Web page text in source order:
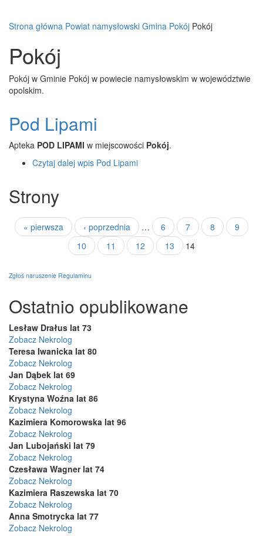
Strona główna Powiat namysłowski Gmina Pokój Pokój
Pokój
Pokój w Gminie Pokój w powiecie namysłowskim w województwie
opolskim.
Pod Lipami
Apteka POD LIPAMI w miejscowości Pokój.
Czytaj dalej wpis Pod Lipami
Strony
« pierwsza ‹ poprzednia … 6 7 8
9
10
11 12 13 14
Zgłoś naruszenie Regulaminu
Ostatnio opublikowane
Lesław Drałus lat 73
Zobacz Nekrolog
Teresa Iwanicka lat 80
Zobacz Nekrolog
Jan Dąbek lat 69
Zobacz Nekrolog
Krystyna Woźna lat 86
Zobacz Nekrolog
Kazimiera Komorowska lat 96
Zobacz Nekrolog
Jan Lubojański lat 79
Zobacz Nekrolog
Czesława Wagner lat 74
Zobacz Nekrolog
Kazimiera Raszewska lat 70
Zobacz Nekrolog
Anna Smotrycka lat 77
Zobacz Nekrolog